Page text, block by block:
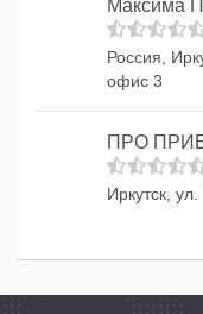
Максима
Россия,
офис 3
ПРО
Иркутск,